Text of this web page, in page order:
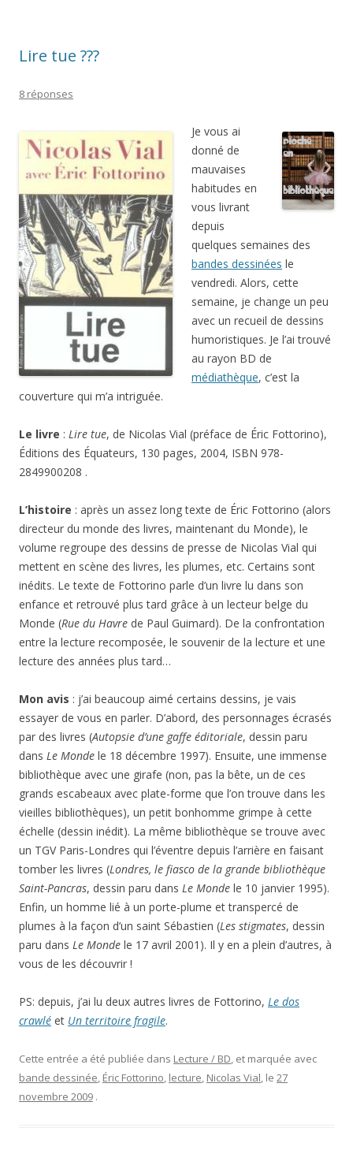
Lire tue ???
8 réponses
Je vous ai
donné de
mauvaises
habitudes en
vous livrant
depuis
quelques semaines des
bandes dessinées le
vendredi. Alors, cette
semaine, je change un peu
avec un recueil de dessins
humoristiques. Je l’ai trouvé
au rayon BD de
médiathèque, c’est la
couverture qui m’a intriguée.
Le livre : Lire tue, de Nicolas Vial (préface de Éric Fottorino),
Éditions des Équateurs, 130 pages, 2004, ISBN 978-
2849900208 .
L’histoire : après un assez long texte de Éric Fottorino (alors
directeur du monde des livres, maintenant du Monde), le
volume regroupe des dessins de presse de Nicolas Vial qui
mettent en scène des livres, les plumes, etc. Certains sont
inédits. Le texte de Fottorino parle d’un livre lu dans son
enfance et retrouvé plus tard grâce à un lecteur belge du
Monde (Rue du Havre de Paul Guimard). De la confrontation
entre la lecture recomposée, le souvenir de la lecture et une
lecture des années plus tard…
Mon avis : j’ai beaucoup aimé certains dessins, je vais
essayer de vous en parler. D’abord, des personnages écrasés
par des livres (Autopsie d’une gaffe éditoriale, dessin paru
dans Le Monde le 18 décembre 1997). Ensuite, une immense
bibliothèque avec une girafe (non, pas la bête, un de ces
grands escabeaux avec plate-forme que l’on trouve dans les
vieilles bibliothèques), un petit bonhomme grimpe à cette
échelle (dessin inédit). La même bibliothèque se trouve avec
un TGV Paris-Londres qui l’éventre depuis l’arrière en faisant
tomber les livres (Londres, le fiasco de la grande bibliothèque
Saint-Pancras, dessin paru dans Le Monde le 10 janvier 1995).
Enfin, un homme lié à un porte-plume et transpercé de
plumes à la façon d’un saint Sébastien (Les stigmates, dessin
paru dans Le Monde le 17 avril 2001). Il y en a plein d’autres, à
vous de les découvrir !
PS: depuis, j’ai lu deux autres livres de Fottorino, Le dos
crawlé et Un territoire fragile.
Cette entrée a été publiée dans Lecture / BD, et marquée avec
bande dessinée, Éric Fottorino, lecture, Nicolas Vial, le 27
novembre 2009 .